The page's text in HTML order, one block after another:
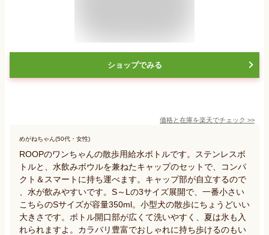
ショップでみる
価格と在庫を楽天でチェック >>
めがねちゃん(50代・女性)
ROOPのワンちゃんの散歩用給水ボトルです。ステンレスボ
トルと、水飲みボウルを兼ねたキャップのセットで、コンパ
クト＆スマートに持ち運べます。キャップ部が自立するので
、水が飲みやすいです。S～Lの3サイズ展開で、一番小さい
こちらのSサイズが容量350ml。小型犬の散歩にちょうどいい
大きさです。ボトル開口部が広くて洗いやすく、夏は氷も入
れられますよ。カラバリ豊富でおしゃれに持ち歩けるのもい